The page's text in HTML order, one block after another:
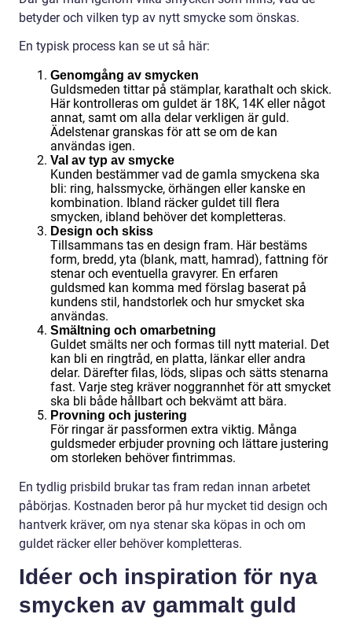
betyder och vilken typ av nytt smycke som önskas.
En typisk process kan se ut så här:
Genomgång av smycken
Guldsmeden tittar på stämplar, karathalt och skick.
Här kontrolleras om guldet är 18K, 14K eller något
annat, samt om alla delar verkligen är guld.
Ädelstenar granskas för att se om de kan
användas igen.
Val av typ av smycke
Kunden bestämmer vad de gamla smyckena ska
bli: ring, halssmycke, örhängen eller kanske en
kombination. Ibland räcker guldet till flera
smycken, ibland behöver det kompletteras.
Design och skiss
Tillsammans tas en design fram. Här bestäms
form, bredd, yta (blank, matt, hamrad), fattning för
stenar och eventuella gravyrer. En erfaren
guldsmed kan komma med förslag baserat på
kundens stil, handstorlek och hur smycket ska
användas.
Smältning och omarbetning
Guldet smälts ner och formas till nytt material. Det
kan bli en ringtråd, en platta, länkar eller andra
delar. Därefter filas, löds, slipas och sätts stenarna
fast. Varje steg kräver noggrannhet för att smycket
ska bli både hållbart och bekvämt att bära.
Provning och justering
För ringar är passformen extra viktig. Många
guldsmeder erbjuder provning och lättare justering
om storleken behöver fintrimmas.
En tydlig prisbild brukar tas fram redan innan arbetet
påbörjas. Kostnaden beror på hur mycket tid design och
hantverk kräver, om nya stenar ska köpas in och om
guldet räcker eller behöver kompletteras.
Idéer och inspiration för nya
smycken av gammalt guld